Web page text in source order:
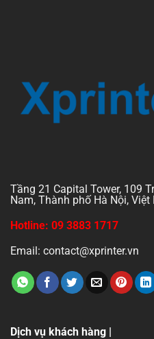
Tầng 21 Capital Tower, 109
Nam, Thành phố Hà Nội, Việt
Hotline: 09 3883 1717
Email: contact@xprinter.vn
Dịch vụ khách hàng |